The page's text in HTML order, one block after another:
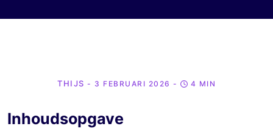
THIJS - 3 FEBRUARI 2026 - 4 MIN
Inhoudsopgave